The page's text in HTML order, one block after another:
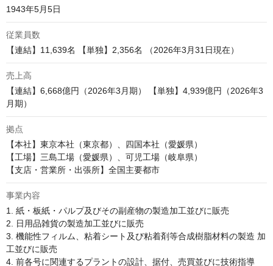
1943年5月5日
従業員数
【連結】11,639名 【単独】2,356名 （2026年3月31日現在）
売上高
【連結】6,668億円（2026年3月期） 【単独】4,939億円（2026年3
月期）
拠点
【本社】東京本社（東京都）、四国本社（愛媛県）
【工場】三島工場（愛媛県）、可児工場（岐阜県）
【支店・営業所・出張所】全国主要都市
事業内容
1. 紙・板紙・パルプ及びその副産物の製造加工並びに販売
2. 日用品雑貨の製造加工並びに販売
3. 機能性フィルム、粘着シート及び粘着剤等合成樹脂材料の製造 加
工並びに販売
4. 前各号に関連するプラントの設計、据付、売買並びに技術指導